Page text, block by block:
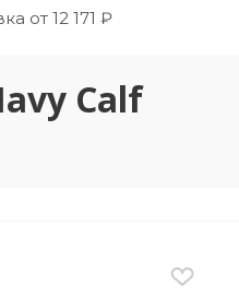
от 12 171 ₽
Calf